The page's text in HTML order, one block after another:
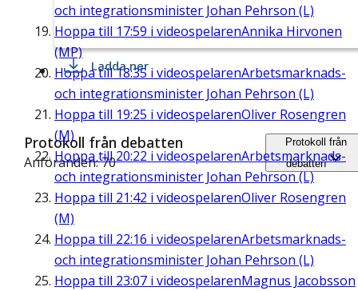
och integrationsminister Johan Pehrson (L)
Hoppa till 17:59 i videospelarenAnnika Hirvonen
(MP)
Hoppa till18:35 i videospelarenArbetsmarknads-
och integrationsminister Johan Pehrson (L)
Hoppa till 19:25 i videospelarenOliver Rosengren
(M)
Hoppa till20:22 i videospelarenArbetsmarknads-
och integrationsminister Johan Pehrson (L)
Hoppa till 21:42 i videospelarenOliver Rosengren
(M)
Hoppa till 22:16 i videospelarenArbetsmarknads-
och integrationsminister Johan Pehrson (L)
Hoppa till 23:07 i videospelarenMagnus Jacobsson
Ladda ner
Protokoll från debatten
Anföranden: 70
Protokoll från
debatten